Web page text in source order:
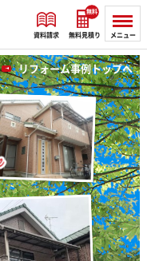
資料請求 無料見積り
無料
メニュー
リフォーム事例トップへ